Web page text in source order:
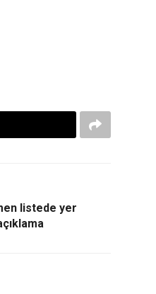
listede yer